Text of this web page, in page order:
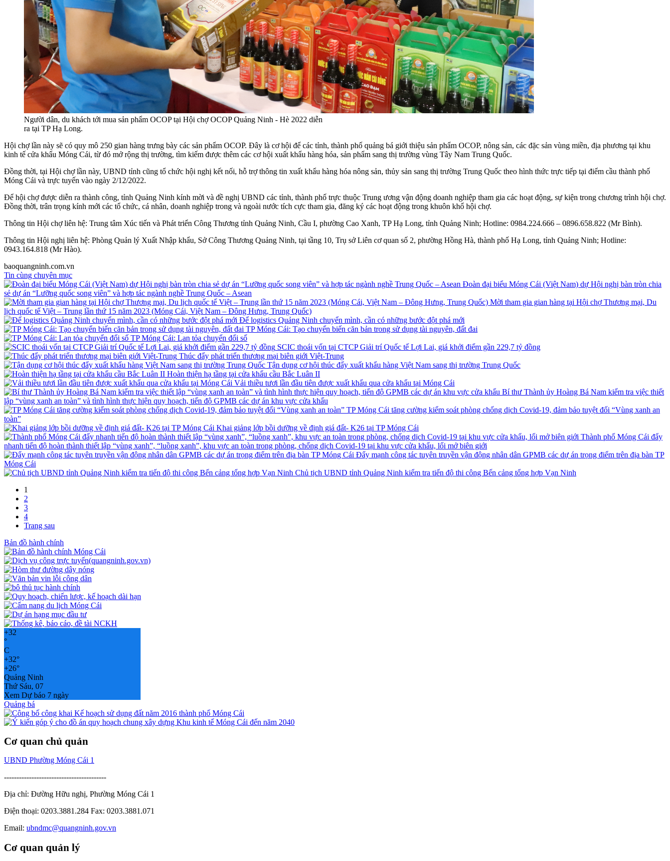
Người dân, du khách tới mua sản phẩm OCOP tại Hội chợ OCOP Quảng Ninh - Hè 2022 diễn
ra tại TP Hạ Long.
Hội chợ lần này sẽ có quy mô 250 gian hàng trưng bày các sản phẩm OCOP. Đây là cơ hội để các tỉnh, thành phố quảng bá giới thiệu sản phẩm OCOP, nông sản, các đặc sản vùng miền, địa phương tại khu
kinh tế cửa khẩu Móng Cái, từ đó mở rộng thị trường, tìm kiếm được thêm các cơ hội xuất khẩu hàng hóa, sản phẩm sang thị trường vùng Tây Nam Trung Quốc.
Đồng thời, tại Hội chợ lần này, UBND tỉnh cũng tổ chức hội nghị kết nối, hỗ trợ thông tin xuất khẩu hàng hóa nông sản, thủy sản sang thị trường Trung Quốc theo hình thức trực tiếp tại điểm cầu thành phố
Móng Cái và trực tuyến vào ngày 2/12/2022.
Để hội chợ được diễn ra thành công, tỉnh Quảng Ninh kính mời và đề nghị UBND các tỉnh, thành phố trực thuộc Trung ương vận động doanh nghiệp tham gia các hoạt động, sự kiện trong chương trình hội chợ.
Đồng thời, trân trọng kính mới các tổ chức, cá nhân, doanh nghiệp trong và ngoài nước tích cực tham gia, đăng ký các hoạt động trong khuôn khổ hội chợ.
Thông tin Hội chợ liên hệ: Trung tâm Xúc tiến và Phát triển Công Thương tỉnh Quảng Ninh, Cầu I, phường Cao Xanh, TP Hạ Long, tỉnh Quảng Ninh; Hotline: 0984.224.666 – 0896.658.822 (Mr Bình).
Thông tin Hội nghị liên hệ: Phòng Quản lý Xuất Nhập khẩu, Sở Công Thương Quảng Ninh, tại tầng 10, Trụ sở Liên cơ quan số 2, phường Hồng Hà, thành phố Hạ Long, tỉnh Quảng Ninh; Hotline:
0943.164.818 (Mr Hào).
baoquangninh.com.vn
Tin cùng chuyên mục
Đoàn đại biểu Móng Cái (Việt Nam) dự Hội nghị bàn tròn chia
sẻ dự án “Lưỡng quốc song viên” và hợp tác ngành nghề Trung Quốc – Asean
Mời tham gia gian hàng tại Hội chợ Thương mại, Du
lịch quốc tế Việt – Trung lần thứ 15 năm 2023 (Móng Cái, Việt Nam – Đông Hưng, Trung Quốc)
Để logistics Quảng Ninh chuyển mình, cần có những bước đột phá mới
TP Móng Cái: Tạo chuyển biến căn bản trong sử dụng tài nguyên, đất đai
TP Móng Cái: Lan tỏa chuyển đổi số
SCIC thoái vốn tại CTCP Giải trí Quốc tế Lợi Lai, giá khởi điểm gần 229,7 tỷ đồng
Thúc đẩy phát triển thương mại biên giới Việt-Trung
Tận dụng cơ hội thúc đẩy xuất khẩu hàng Việt Nam sang thị trường Trung Quốc
Hoàn thiện hạ tầng tại cửa khẩu cầu Bắc Luân II
Vải thiều tươi lần đầu tiên được xuất khẩu qua cửa khẩu tại Móng Cái
Bí thư Thành ủy Hoàng Bá Nam kiểm tra việc thiết
lập “vùng xanh an toàn” và tình hình thực hiện quy hoạch, tiến độ GPMB các dự án khu vực cửa khẩu
TP Móng Cái tăng cường kiểm soát phòng chống dịch Covid-19, đảm bảo tuyệt đối “Vùng xanh an
toàn”
Khai giảng lớp bồi dưỡng về định giá đất- K26 tại TP Móng Cái
Thành phố Móng Cái đẩy
nhanh tiến độ hoàn thành thiết lập “vùng xanh”, “luồng xanh”, khu vực an toàn trong phòng, chống dịch Covid-19 tại khu vực cửa khẩu, lối mở biên giới
Đẩy mạnh công tác tuyên truyền vận động nhân dân GPMB các dự án trọng điểm trên địa bàn TP
Móng Cái
Chủ tịch UBND tỉnh Quảng Ninh kiểm tra tiến độ thi công Bến cảng tổng hợp Vạn Ninh
1
2
3
4
Trang sau
Bản đồ hành chính
+32
°
C
+32°
+26°
Quảng Ninh
Thứ Sáu, 07
Xem Dự báo 7 ngày
Quảng bá
Cơ quan chủ quản
UBND Phường Móng Cái 1
-----------------------------------------
Địa chỉ: Đường Hữu nghị, Phường Móng Cái 1
Điện thoại: 0203.3881.284 Fax: 0203.3881.071
Email: ubndmc@quangninh.gov.vn
Cơ quan quản lý